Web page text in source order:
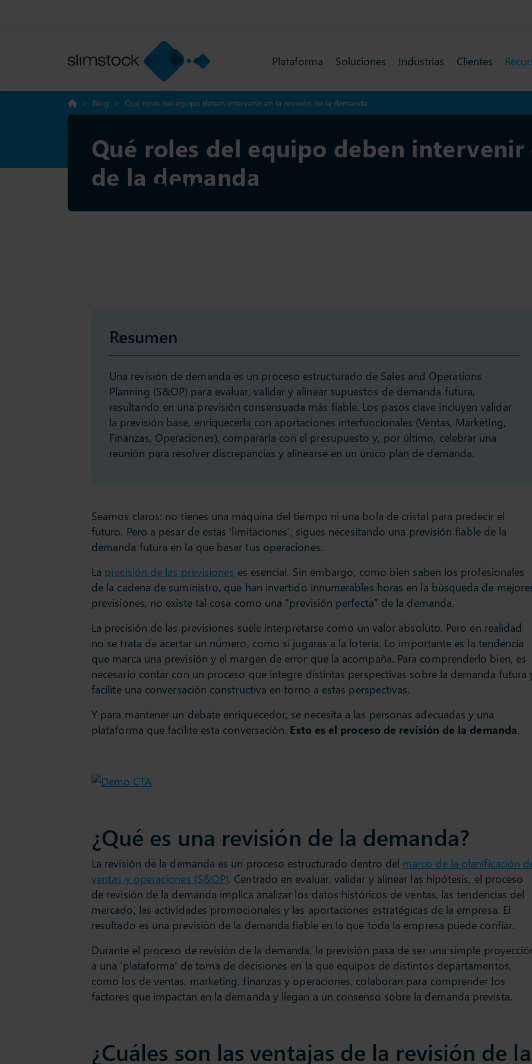
Plataforma Soluciones Industrias Clientes
> Blog > Qué roles del equipo deben intervenir en la revisión de la demanda
Qué roles del equipo deben
de la demanda
Compartir:
Resumen
Una revisión de demanda es un proceso estructurado de Sales and Operations
Planning (S&OP) para evaluar, validar y alinear supuestos de demanda futura,
resultando en una previsión consensuada más fiable. Los pasos clave incluyen validar
la previsión base, enriquecerla con aportaciones interfuncionales (Ventas, Marketing,
Finanzas, Operaciones), compararla con el presupuesto y, por último, celebrar una
reunión para resolver discrepancias y alinearse en un único plan de demanda.
Seamos claros: no tienes una máquina del tiempo ni una bola de cristal para predecir el
futuro. Pero a pesar de estas ‘limitaciones’, sigues necesitando una previsión fiable de la
demanda futura en la que basar tus operaciones.
La precisión de las previsiones es esencial. Sin embargo, como bien saben los profesionales
de la cadena de suministro, que han invertido innumerables horas en la búsqueda de
previsiones, no existe tal cosa como una “previsión perfecta” de la demanda.
La precisión de las previsiones suele interpretarse como un valor absoluto. Pero en realidad
no se trata de acertar un número, como si jugaras a la lotería. Lo importante es la tendencia
que marca una previsión y el margen de error que la acompaña. Para comprenderlo bien, es
necesario contar con un proceso que integre distintas perspectivas sobre la demanda futura
facilite una conversación constructiva en torno a estas perspectivas.
Y para mantener un debate enriquecedor, se necesita a las personas adecuadas y una
plataforma que facilite esta conversación. Esto es el proceso de revisión de la demanda.
¿Qué es una revisión de la demanda?
La revisión de la demanda es un proceso estructurado dentro del marco de la planificación
ventas y operaciones (S&OP). Centrado en evaluar, validar y alinear las hipótesis, el proceso
de revisión de la demanda implica analizar los datos históricos de ventas, las tendencias del
mercado, las actividades promocionales y las aportaciones estratégicas de la empresa. El
resultado es una previsión de la demanda fiable en la que toda la empresa puede confiar.
Durante el proceso de revisión de la demanda, la previsión pasa de ser una simple
a una ‘plataforma’ de toma de decisiones en la que equipos de distintos departamentos,
como los de ventas, marketing, finanzas y operaciones, colaboran para comprender los
factores que impactan en la demanda y llegan a un consenso sobre la demanda prevista.
¿Cuáles son las ventajas de la revisión de la